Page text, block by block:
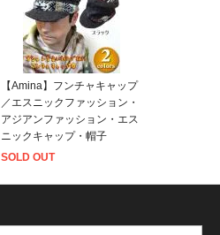
【Amina】フンチャキャップ
／エスニックファッション・
アジアンファッション・エス
ニックキャップ・帽子
SOLD OUT